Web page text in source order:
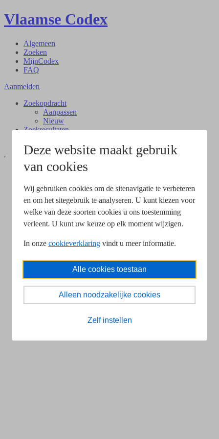
Deze website maakt gebruik
van cookies
Wij gebruiken cookies om de sitenavigatie te verbeteren
en om het sitegebruik te analyseren. U kunt kiezen voor
welke van deze soorten cookies u ons toestemming
verleent. U kunt uw keuze op elk moment wijzigen.
In onze cookieverklaring vindt u meer informatie.
Alle cookies toestaan
Alleen noodzakelijke cookies
Zelf instellen
Vlaamse Codex
Algemeen
Zoeken
MijnCodex
FAQ
Aanmelden
Zoekopdracht
Aanpassen
Nieuw
Zoekresultaten